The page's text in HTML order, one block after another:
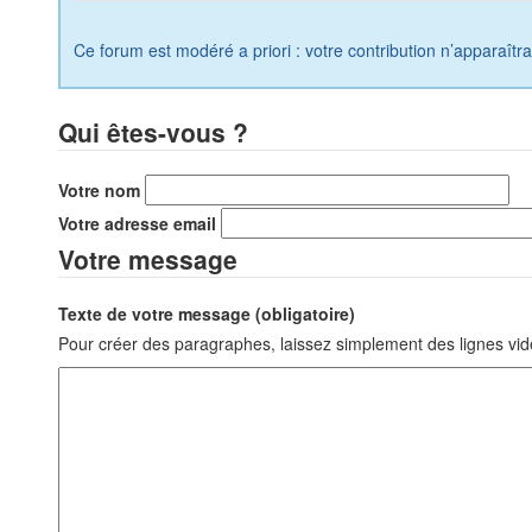
Ce forum est modéré a priori : votre contribution
Qui êtes-vous ?
Votre nom
Votre adresse email
Votre message
Texte de votre message (obligatoire)
Pour créer des paragraphes, laissez simplement des lignes